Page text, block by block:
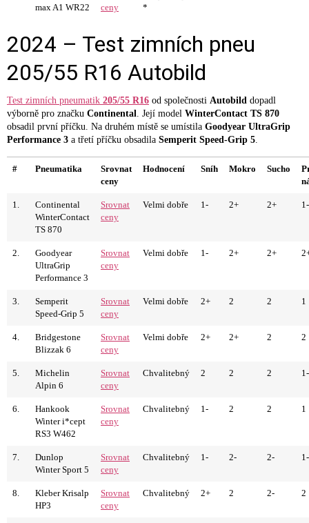
max A1 WR22
ceny
*
2024 – Test zimních pneu
205/55 R16 Autobild
Test zimních pneumatik 205/55 R16 od společnosti Autobild dopadl
výborně pro značku Continental. Její model WinterContact TS 870
obsadil první příčku. Na druhém místě se umístila Goodyear UltraGrip
Performance 3 a třetí příčku obsadila Semperit Speed-Grip 5.
# Pneumatika
Srovnat
ceny
Hodnocení Sníh Mokro Sucho
1.
Continental
WinterContact
TS 870
Srovnat
ceny
Velmi dobře 1- 2+ 2+ 1-
2.
Goodyear
UltraGrip
Performance 3
Srovnat
ceny
Velmi dobře 1- 2+ 2+
3.
Semperit
Speed-Grip 5
Srovnat
ceny
Velmi dobře 2+ 2 2 1
4.
Bridgestone
Blizzak 6
Srovnat
ceny
Velmi dobře 2+ 2+ 2 2
5.
Michelin
Alpin 6
Srovnat
ceny
Chvalitebný 2 2 2 1-
6.
Hankook
Winter i*cept
RS3 W462
Srovnat
ceny
Chvalitebný 1- 2 2 1
7.
Dunlop
Winter Sport 5
Srovnat
ceny
Chvalitebný 1- 2- 2- 1-
8.
Kleber Krisalp
HP3
Srovnat
ceny
Chvalitebný 2+ 2 2- 2